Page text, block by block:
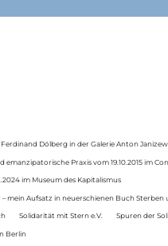
Dölberg in der Galerie Anton
Praxis vom 19.10.2015 im
im Museum des Kapitalismus
mein Aufsatz in neuerschienen Buch Sterben
Solidarität mit Stern e.V. Spuren der
Berlin